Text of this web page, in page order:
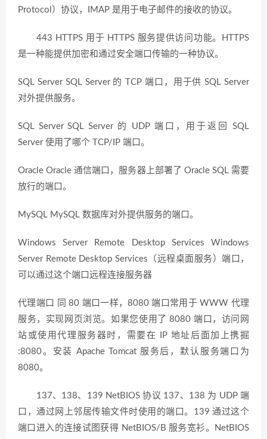
Protocol）协议，IMAP 是用于电子邮件的接收的协议。
443 HTTPS 用于 HTTPS 服务提供访问功能。HTTPS
是一种能提供加密和通过安全端口传输的一种协议。
SQL Server SQL Server 的 TCP 端口，用于供 SQL Server
对外提供服务。
SQL Server SQL Server 的 UDP 端口，用于返回 SQL
Server 使用了哪个 TCP/IP 端口。
Oracle Oracle 通信端口，服务器上部署了 Oracle SQL 需要
放行的端口。
MySQL MySQL 数据库对外提供服务的端口。
Windows Server Remote Desktop Services Windows
Server Remote Desktop Services（远程桌面服务）端口，
可以通过这个端口远程连接服务器
代理端口 同 80 端口一样，8080 端口常用于 WWW 代理
服务，实现网页浏览。如果您使用了 8080 端口，访问网
站或使用代理服务器时，需要在 IP 地址后面加上携掘
:8080。安装 Apache Tomcat 服务后，默认服务端口为
8080。
137、138、139 NetBIOS 协议 137、138 为 UDP 端
口，通过网上邻居传输文件时使用的端口。139 通过这个
端口进入的连接试图获得 NetBIOS/B 服务宽衫。NetBIOS